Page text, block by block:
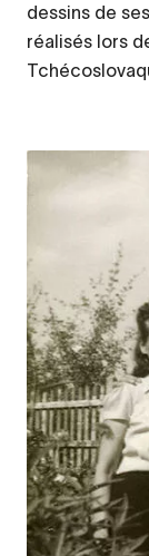
dessins de
réalisés lors